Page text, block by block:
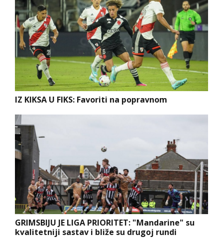
IZ KIKSA U FIKS: Favoriti na popravnom
GRIMSBIJU JE LIGA PRIORITET: "Mandarine" su
kvalitetniji sastav i bliže su drugoj rundi